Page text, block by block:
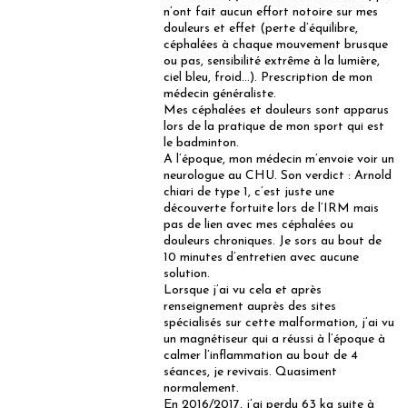
n’ont fait aucun effort notoire sur mes
douleurs et effet (perte d’équilibre,
céphalées à chaque mouvement brusque
ou pas, sensibilité extrême à la lumière,
ciel bleu, froid…). Prescription de mon
médecin généraliste.
Mes céphalées et douleurs sont apparus
lors de la pratique de mon sport qui est
le badminton.
A l’époque, mon médecin m’envoie voir un
neurologue au CHU. Son verdict : Arnold
chiari de type 1, c’est juste une
découverte fortuite lors de l’IRM mais
pas de lien avec mes céphalées ou
douleurs chroniques. Je sors au bout de
10 minutes d’entretien avec aucune
solution.
Lorsque j’ai vu cela et après
renseignement auprès des sites
spécialisés sur cette malformation, j’ai vu
un magnétiseur qui a réussi à l’époque à
calmer l’inflammation au bout de 4
séances, je revivais. Quasiment
normalement.
En 2016/2017, j’ai perdu 63 kg suite à